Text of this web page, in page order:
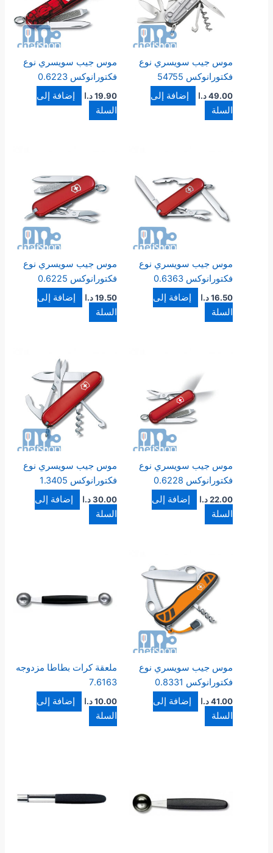
موس جيب سويسري نوع
فكتورانوكس 54755
49.00 د.ا
إضافة إلى
السلة
موس جيب سويسري نوع
فكتورانوكس 0.6223
19.90د.ا
إضافة إلى
السلة
موس جيب سويسري نوع
فكتورانوكس 0.6363
16.50 د.ا
إضافة إلى
السلة
موس جيب سويسري نوع
فكتورانوكس 0.6225
19.50د.ا
إضافة إلى
السلة
موس جيب سويسري نوع
فكتورانوكس 0.6228
22.00 د.ا
إضافة إلى
السلة
موس جيب سويسري نوع
فكتورانوكس 1.3405
30.00د.ا
إضافة إلى
السلة
موس جيب سويسري نوع
فكتورانوكس 0.8331
41.00 د.ا
إضافة إلى
السلة
ملعقة كرات بطاطا مزدوجه
7.6163
10.00د.ا
إضافة إلى
السلة